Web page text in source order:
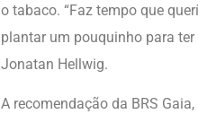
o tabaco. “Faz tempo que
plantar um pouquinho para
Jonatan Hellwig.
A recomendação da BRS